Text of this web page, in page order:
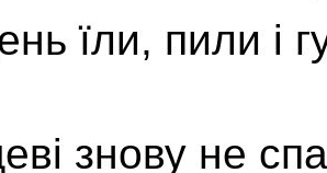
їли, пили і
знову не